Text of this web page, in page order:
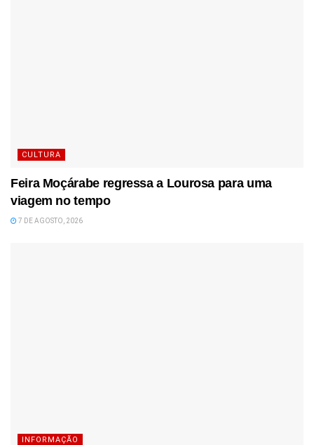
CULTURA
Feira Moçárabe regressa a Lourosa para uma
viagem no tempo
7 DE AGOSTO, 2026
INFORMAÇÃO